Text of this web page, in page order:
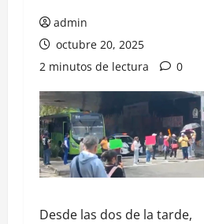
admin
octubre 20, 2025
2 minutos de lectura
0
Desde las dos de la tarde,